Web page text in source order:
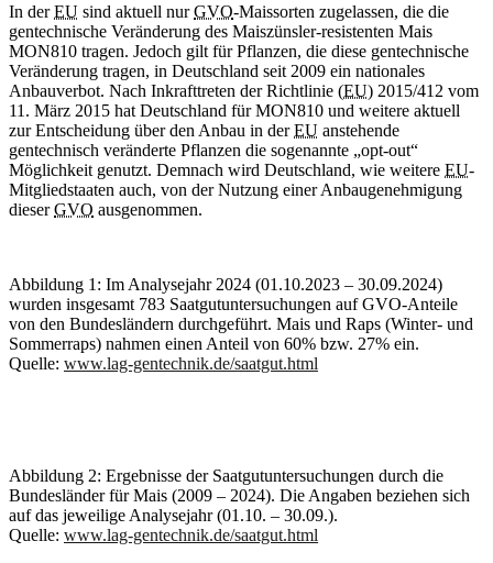
In derEU sind aktuell nurGVO-Maissorten zugelassen, die die
gentechnische Veränderung des Maiszünsler-resistenten Mais
MON810 tragen. Jedoch gilt für Pflanzen, die diese gentechnische
Veränderung tragen, in Deutschland seit 2009 ein nationales
Anbauverbot. Nach Inkrafttreten der Richtlinie (EU) 2015/412 vom
11. März 2015 hat Deutschland für MON810 und weitere aktuell
zur Entscheidung über den Anbau in derEU anstehende
gentechnisch veränderte Pflanzen die sogenannte „opt-out“
Möglichkeit genutzt. Demnach wird Deutschland, wie weitere EU-
Mitgliedstaaten auch, von der Nutzung einer Anbaugenehmigung
dieserGVO ausgenommen.
Abbildung 1: Im Analysejahr 2024 (01.10.2023 – 30.09.2024)
wurden insgesamt 783 Saatgutuntersuchungen auf GVO-Anteile
von den Bundesländern durchgeführt. Mais und Raps (Winter- und
Sommerraps) nahmen einen Anteil von 60% bzw. 27% ein.
Quelle: www.lag-gentechnik.de/saatgut.html
Abbildung 2: Ergebnisse der Saatgutuntersuchungen durch die
Bundesländer für Mais (2009 – 2024). Die Angaben beziehen sich
auf das jeweilige Analysejahr (01.10. – 30.09.).
Quelle: www.lag-gentechnik.de/saatgut.html